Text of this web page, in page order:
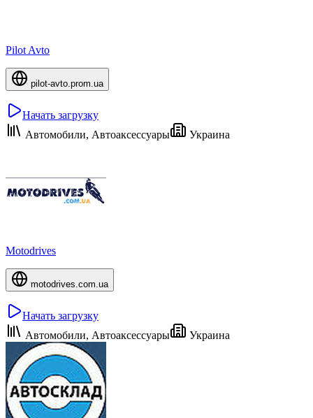
Pilot Avto
pilot-avto.prom.ua
Начать загрузку
Автомобили, Автоаксессуары
Украина
Motodrives
motodrives.com.ua
Начать загрузку
Автомобили, Автоаксессуары
Украина